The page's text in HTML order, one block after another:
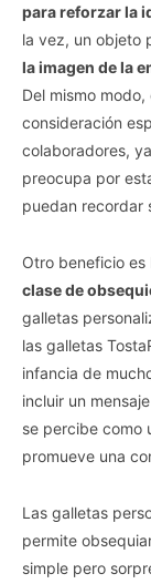
para reforzar la
la vez, un objeto
la imagen de la
Del mismo
consideración
colaboradores,
preocupa por
puedan recordar
Otro beneficio es
clase de
galletas
las galletas
infancia de
incluir un
se percibe como
promueve una
Las galletas
permite
simple pero